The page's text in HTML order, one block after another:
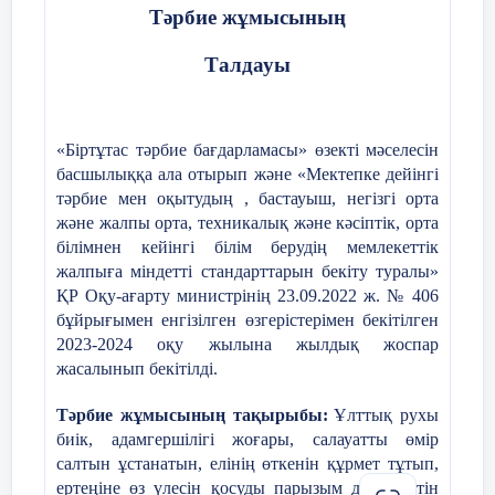
6- сыныптар:
Интернетте өзіңіз туралы
ақпаратты қалай қорғауға болады
2-апта дәйексөзі: Ынтымақ
14
«Халық қаһарманы, жазушы Бауыржан
Момышұлының туғанына 115 жыл»
(24.12.1910–10.06.1982).
№ 14-САБАҚ
6- сыныптар: Кибербуллинг: нені білу керек
І-оқу тоқсанының аяқталуына байланысты
Жиналыс барысында күн тәртібіндегі
мәселелерге тоқтала келіп, «Ата-
аналарды педагогикалық қолдау
орталығының» жұмыстары таныстырылды,
сынып жетекшілер мамандық таңдау
бағытында «Сен жанбасаң лапылдап»,
«Құмарлыққа бой алдыру –тәуелділік
құрдымы», «Атадан-өсиет, анадан
-қасиет» және «Әлеуметтік желінің
пайдасы мен зияны» тақырыптарында
таныстырылымдар көрсетіп, баяндамалар
Жиналыс соңында ата-аналар мектеп
ұжымына алғыстарын жаудырып, мұғалім,
мектеп, ата-ана үштік одағы біріксе, бала
Тәрбие жұмысының
Талдауы
«Біртұтас тәрбие бағдарламасы» өзекті мәселесін
басшылыққа ала отырып және «Мектепке дейінгі
тәрбие мен оқытудың , бастауыш, негізгі орта
және жалпы орта, техникалық және кәсіптік, орта
білімнен кейінгі білім берудің мемлекеттік
жалпыға міндетті стандарттарын бекіту туралы»
ҚР Оқу-ағарту министрінің 23.09.2022 ж. № 406
бұйрығымен енгізілген өзгерістерімен бекітілген
2023-2024 оқу жылына жылдық жоспар
жасалынып бекітілді.
Тәрбие жұмысының тақырыбы: Ұлттық рухы
биік, адамгершілігі жоғары, салауатты өмір
салтын ұстанатын, елінің өткенін құрмет тұтып,
ертеңіне өз үлесін қосуды парызым деп білетін